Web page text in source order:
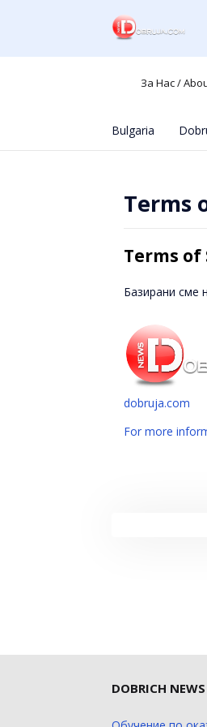
За Нас /
Bulgaria
Terms
Terms of
Базирани сме
dobruja.com
For more
DOBRICH